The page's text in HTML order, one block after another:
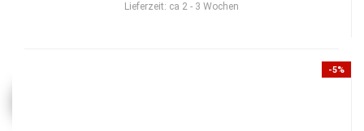
Lieferzeit: ca 2 - 3 Wochen
-5%